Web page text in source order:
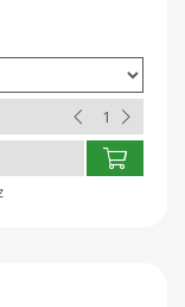
teljesen frissen